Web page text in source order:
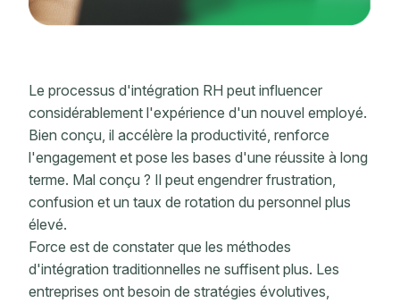
Le processus d'intégration RH peut influencer
considérablement l'expérience d'un nouvel employé.
Bien conçu, il accélère la productivité, renforce
l'engagement et pose les bases d'une réussite à long
terme. Mal conçu ? Il peut engendrer frustration,
confusion et un taux de rotation du personnel plus
élevé.
Force est de constater que les méthodes
d'intégration traditionnelles ne suffisent plus. Les
entreprises ont besoin de stratégies évolutives,